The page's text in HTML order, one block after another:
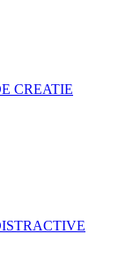
CREATIE